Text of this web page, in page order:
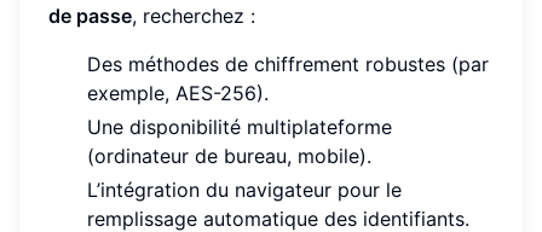
de passe, recherchez :
Des méthodes de chiffrement robustes (par
exemple, AES-256).
Une disponibilité multiplateforme
(ordinateur de bureau, mobile).
L’intégration du navigateur pour le
remplissage automatique des identifiants.